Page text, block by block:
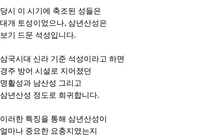
당시 이 시기에 축조된 성들은
대개 토성이었으나, 삼년산성은
보기 드문 석성입니다.
삼국시대 신라 기준 석성이라고 하면
경주 방어 시설로 지어졌던
명활성과 남산성 그리고
삼년산성 정도로 희귀합니다.
이러한 특징을 통해 삼년산성이
얼마나 중요한 요충지였는지